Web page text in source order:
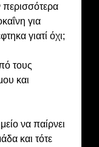
περισσότερα
για
γιατί όχι;
τους
και
να παίρνει
και τότε